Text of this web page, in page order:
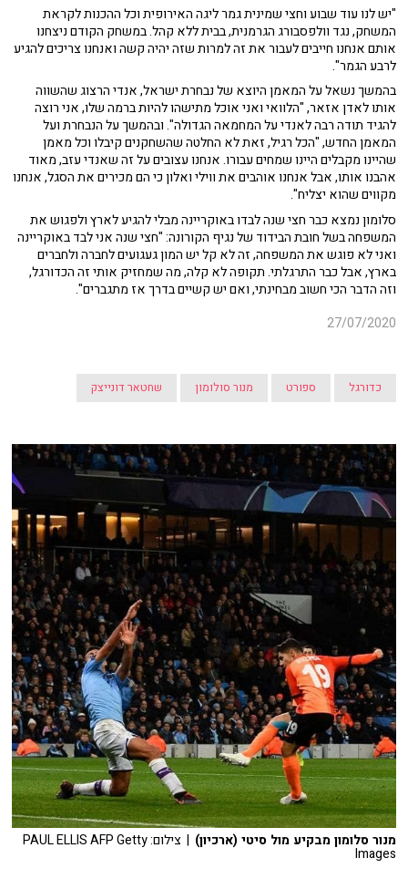
"יש לנו עוד שבוע וחצי שמינית גמר ליגה האירופית וכל ההכנות לקראת
המשחק, נגד וולפסבורג הגרמנית, בבית ללא קהל. במשחק הקודם ניצחנו
אותם אנחנו חייבים לעבור את זה למרות שזה יהיה קשה ואנחנו צריכים להגיע
לרבע הגמר".
בהמשך נשאל על המאמן היוצא של נבחרת ישראל, אנדי הרצוג שהשווה
אותו לאדן אזאר, "הלוואי ואני אוכל מתישהו להיות ברמה שלו, אני רוצה
להגיד תודה רבה לאנדי על המחמאה הגדולה". ובהמשך על הנבחרת ועל
המאמן החדש, "הכל רגיל, זאת לא החלטה שהשחקנים קיבלו וכל מאמן
שהיינו מקבלים היינו שמחים עבורו. אנחנו עצובים על זה שאנדי עזב, מאוד
אהבנו אותו, אבל אנחנו אוהבים את ווילי ואלון כי הם מכירים את הסגל, אנחנו
מקווים שהוא יצליח".
סלומון נמצא כבר חצי שנה לבדו באוקריינה מבלי להגיע לארץ ולפגוש את
המשפחה בשל חובת הבידוד של נגיף הקורונה: "חצי שנה אני לבד באוקריינה
ואני לא פוגש את המשפחה, זה לא קל יש המון געגועים לחברה ולחברים
בארץ, אבל כבר התרגלתי. תקופה לא קלה, מה שמחזיק אותי זה הכדורגל,
וזה הדבר הכי חשוב מבחינתי, ואם יש קשיים בדרך אז מתגברים".
27/07/2020
כדורגל ספורט מנור סולומון שחטאר דונייצק
מנור סלומון מבקיע מול סיטי (ארכיון) | צילום: PAUL ELLIS AFP Getty
Images